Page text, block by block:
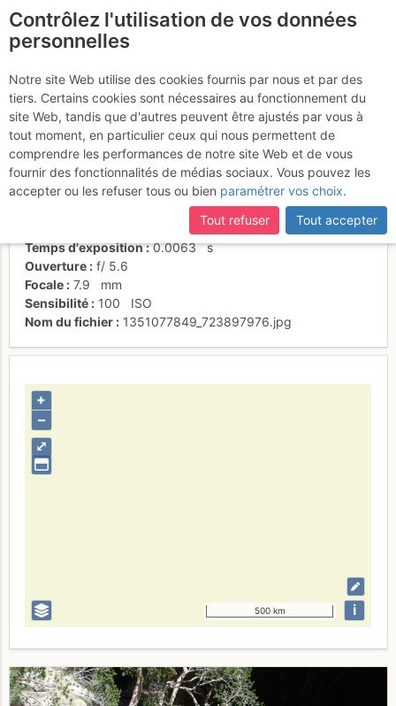
Peponne en action
Activités
Date/heure
21 oct. 2012 15:18
Contributeur
Pierre-alain Baehler
individuel (CC by-nc-nd)
SONY DSC-W1
Temps d'exposition
0.0063 s
Ouverture
f/ 5.6
Focale
7.9
mm
Sensibilité
100
ISO
Nom du fichier
1351077849_723897976.jpg
⤢
+
–
500 km i
Contrôlez l'utilisation de vos données
personnelles
Notre site Web utilise des cookies fournis par nous et par des
tiers. Certains cookies sont nécessaires au fonctionnement du
site Web, tandis que d'autres peuvent être ajustés par vous à
tout moment, en particulier ceux qui nous permettent de
comprendre les performances de notre site Web et de vous
fournir des fonctionnalités de médias sociaux. Vous pouvez les
accepter ou les refuser tous ou bien paramétrer vos choix.
Tout refuser
Tout accepter